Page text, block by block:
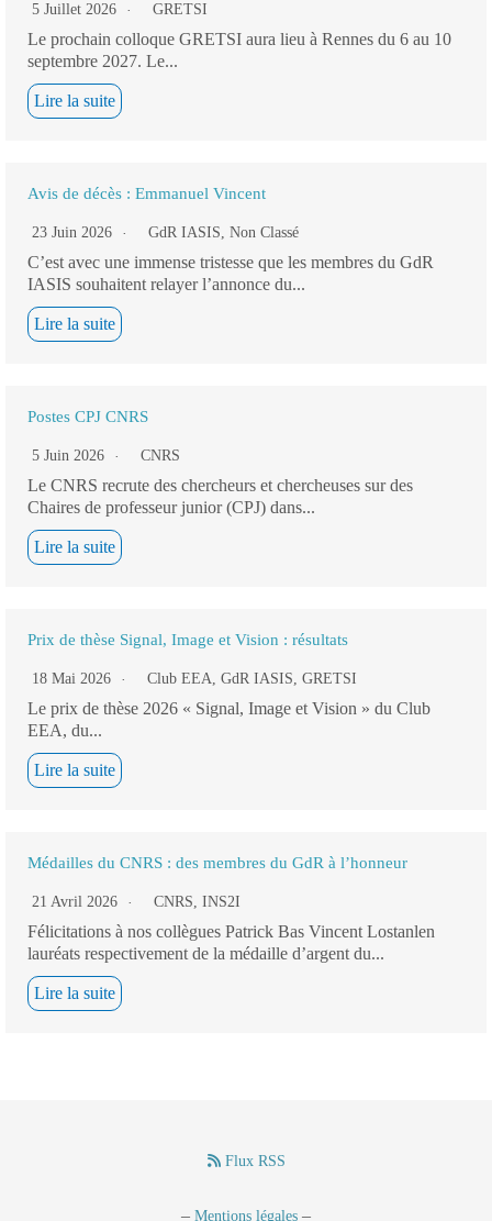
5 Juillet 2026 GRETSI
Le prochain colloque GRETSI aura lieu à Rennes du 6 au 10
septembre 2027. Le...
Lire la suite
Avis de décès : Emmanuel Vincent
23 Juin 2026 GdR IASIS, Non Classé
C’est avec une immense tristesse que les membres du GdR
IASIS souhaitent relayer l’annonce du...
Lire la suite
Postes CPJ CNRS
5 Juin 2026 CNRS
Le CNRS recrute des chercheurs et chercheuses sur des
Chaires de professeur junior (CPJ) dans...
Lire la suite
Prix de thèse Signal, Image et Vision : résultats
18 Mai 2026 Club EEA, GdR IASIS, GRETSI
Le prix de thèse 2026 « Signal, Image et Vision » du Club
EEA, du...
Lire la suite
Médailles du CNRS : des membres du GdR à l’honneur
21 Avril 2026 CNRS, INS2I
Félicitations à nos collègues Patrick Bas Vincent Lostanlen
lauréats respectivement de la médaille d’argent du...
Lire la suite
Flux RSS
– Mentions légales –